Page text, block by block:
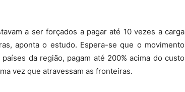
a ser forçados a pagar até 10 vezes a carga
aponta o estudo. Espera-se que o movimento
da região, pagam até 200% acima do custo
vez que atravessam as fronteiras.